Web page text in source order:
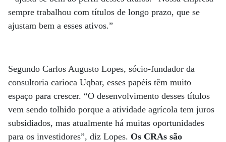
sempre trabalhou com títulos de longo prazo, que se
ajustam bem a esses ativos.”
Segundo Carlos Augusto Lopes, sócio-fundador da
consultoria carioca Uqbar, esses papéis têm muito
espaço para crescer. “O desenvolvimento desses títulos
vem sendo tolhido porque a atividade agrícola tem juros
subsidiados, mas atualmente há muitas oportunidades
para os investidores”, diz Lopes. Os CRAs são